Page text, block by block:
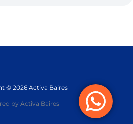
© 2026 Activa Baires
by Activa Baires